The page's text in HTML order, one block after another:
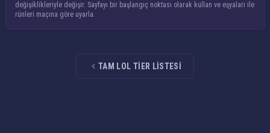
değişiklikleriyle değişir. Sayfayı bir başlangıç noktası olarak kullan ve eşyaları ile
rünleri maçına göre uyarla.
TAM LOL TIER LISTESI